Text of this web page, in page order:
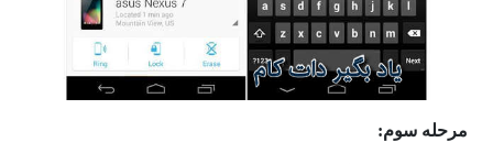
مرحله سوم: